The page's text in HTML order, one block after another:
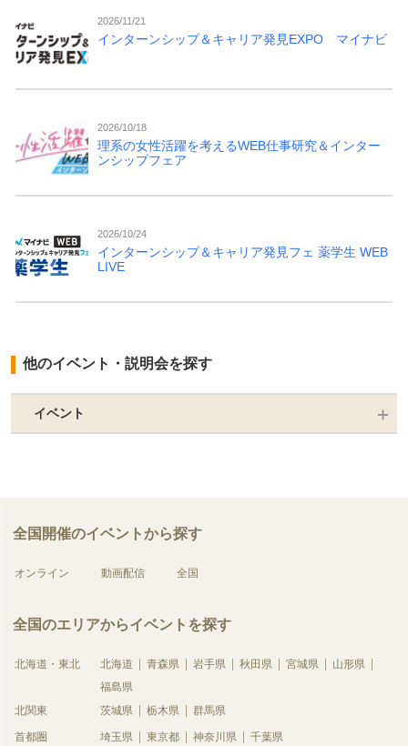
2026/11/21
インターンシップ＆キャリア発見EXPO マイナビ
2026/10/18
理系の女性活躍を考えるWEB仕事研究＆インター
ンシップフェア
2026/10/24
インターンシップ＆キャリア発見フェ 薬学生 WEB
LIVE
他のイベント・説明会を探す
イベント
全国開催のイベントから探す
オンライン 動画配信 全国
全国のエリアからイベントを探す
北海道・東北 北海道 青森県 岩手県 秋田県 宮城県
山形県
福島県
北関東
茨城県 栃木県 群馬県
首都圏 埼玉県 東京都 神奈川県 千葉県